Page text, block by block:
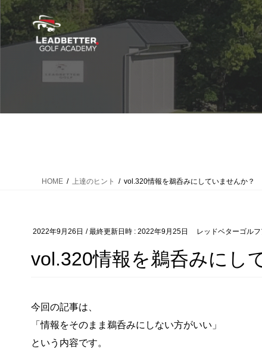
ン
ン
ビ
ー
HOME 上達のヒント vol.320情報を鵜呑みにしていませんか？
2022年9月26日 / 最終更新日時 : 2022年9月25日 レッドベターゴル
vol.320情報を鵜呑みにし
今回の記事は、
「情報をそのまま鵜呑みにしない方がいい」
という内容です。